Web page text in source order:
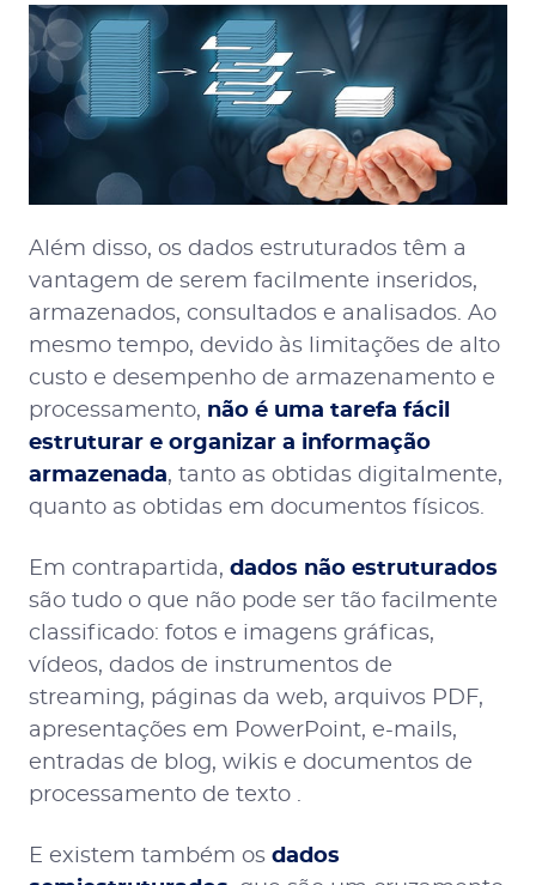
Além disso, os dados estruturados têm a
vantagem de serem facilmente inseridos,
armazenados, consultados e analisados. Ao
mesmo tempo, devido às limitações de alto
custo e desempenho de armazenamento e
processamento, não é uma tarefa fácil
estruturar e organizar a informação
armazenada, tanto as obtidas digitalmente,
quanto as obtidas em documentos físicos.
Em contrapartida, dados não estruturados
são tudo o que não pode ser tão facilmente
classificado: fotos e imagens gráficas,
vídeos, dados de instrumentos de
streaming, páginas da web, arquivos PDF,
apresentações em PowerPoint, e-mails,
entradas de blog, wikis e documentos de
processamento de texto .
E existem também os dados